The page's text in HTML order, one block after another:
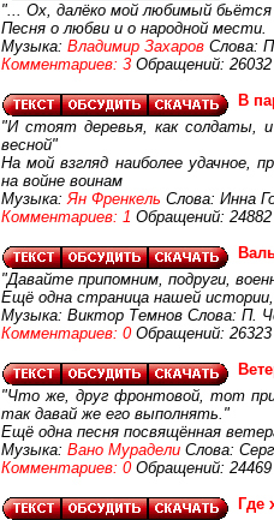
"... Ох, далёко мой любимый
Песня о любви и о народной мести.
Музыка: Владимир Захаров Слова:
Комментариев: 3 Обращений: 26032
В
"И стоят деревья, как солдаты,
весной"
На мой взгляд наиболее удачное,
на войне воинам
Музыка:Ян Френкель Слова: Инна
Комментариев: 1 Обращений: 24882
"Давайте припомним, подруги,
Ещё одна страница нашей
Музыка: Виктор Темнов Слова: П.
Комментариев: 0 Обращений: 26323
"Что же, друг фронтовой, тот
так давай же его выполнять."
Ещё одна песня посвящённая
Музыка: Вано Мурадели Слова:
Комментариев: 0 Обращений: 24469
Где